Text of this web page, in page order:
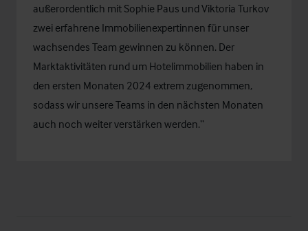
außerordentlich mit Sophie Paus und Viktoria Turkov
zwei erfahrene Immobilienexpertinnen für unser
wachsendes Team gewinnen zu können. Der
Marktaktivitäten rund um Hotelimmobilien haben in
den ersten Monaten 2024 extrem zugenommen,
sodass wir unsere Teams in den nächsten Monaten
auch noch weiter verstärken werden.“